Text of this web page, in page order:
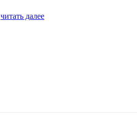
читать далее